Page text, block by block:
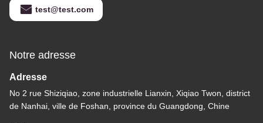
test@test.com
Notre adresse
Adresse
No 2 rue Shiziqiao, zone industrielle Lianxin, Xiqiao Twon, district
de Nanhai, ville de Foshan, province du Guangdong, Chine